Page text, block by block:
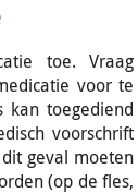
toe. Vraag
voor te
kan toegediend
voorschrift
geval moeten
(op de fles,